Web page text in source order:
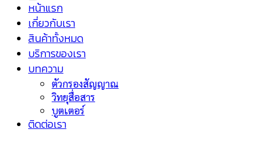
หน้าแรก
เกี่ยวกับเรา
สินค้าทั้งหมด
บริการของเรา
บทความ
ตัวกรองสัญญาณ
วิทยุสื่อสาร
บูตเตอร์
ติดต่อเรา